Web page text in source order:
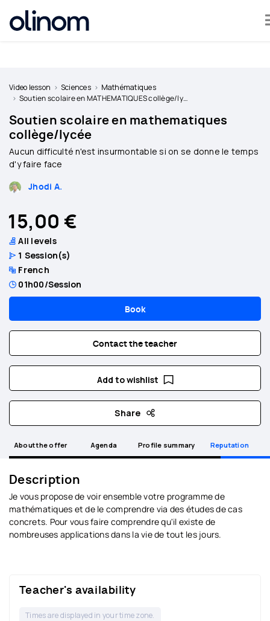
a
teacher
Log
Video lesson Sciences
Mathématiques
Soutien scolaire en MATHEMATIQUES collège/lycée
Soutien scolaire en mathematiques
collège/lycée
Aucun difficulté n'est insurmontable si on se donne le temps
d'y faire face
Jhodi A.
15,00 €
All levels
1 Session(s)
French
01h00/Session
Book
Contact the teacher
Add to wishlist
Share
About the offer Agenda Profile summary Reputation
Description
Je vous propose de voir ensemble votre programme de
mathématiques et de le comprendre via des études de cas
concrets. Pour vous faire comprendre qu'il existe de
nombreuses applications dans la vie de tout les jours.
Teacher's availability
Times are displayed in your time zone.
Cookies management panel